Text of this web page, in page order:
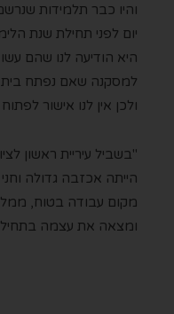
והיו כבר תלמידות
יום לפני תחילת שנת
היא הודיעה לנו שהם עשו
למסקנה שאם נפתח בית
ולכן אין לנו אישור
"בשביל עיריית ראשון
הייתה אכזבה גדולה
מקום עבודה בטוח,
ומצאה את עצמה